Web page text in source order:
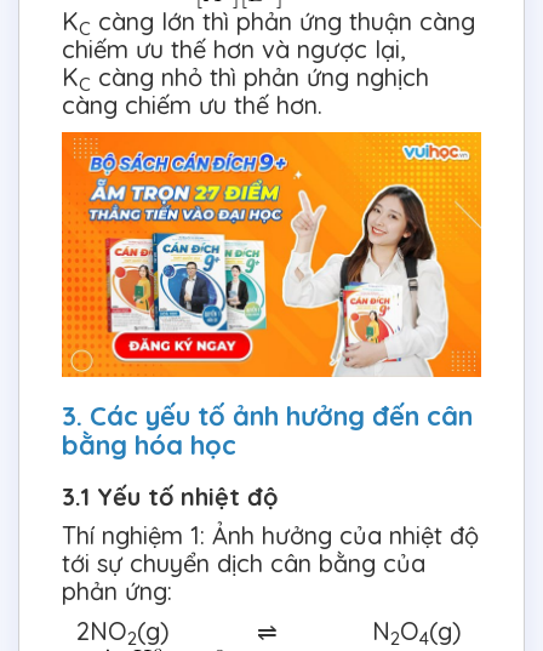
KC càng lớn thì phản ứng thuận càng
chiếm ưu thế hơn và ngược lại,
KC càng nhỏ thì phản ứng nghịch
càng chiếm ưu thế hơn.
3. Các yếu tố ảnh hưởng đến cân
bằng hóa học
3.1 Yếu tố nhiệt độ
Thí nghiệm 1: Ảnh hưởng của nhiệt độ
tới sự chuyển dịch cân bằng của
phản ứng:
2NO2(g) ⇌ N2O4(g)